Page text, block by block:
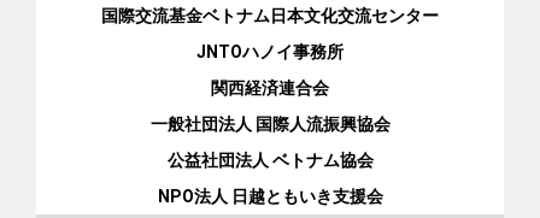
を紹介しました。クレジットカードの具体的な活用方法につ
いては、別のブログで詳しく紹介します。
地域の相談窓口の一覧表が現れます。ベトナム語で相談でき
る窓口には赤い文字で「ベトナム語」と記されています。ま
窓口のウェブサイトにつながります。 地域別：国際交流協会
などの相談窓口リスト（リンク）
つです。 暑い夏の日には、私自身も昼休みを利用して数杯飲
んで涼み、時には友人や同僚と顔が赤くなるまで飲み、午後
には通常通り仕事に戻ったものでした。 日本でも昼休みに仲
間を誘ってランチを食べる文化はあります。しかし、ビール
お互いに合意したうえでビールなどを飲みながらビジネスラ
ンチをすることはありますが、昼からたくさん飲むことはあ
国際交流基金ベトナム日本文化交流センター
JNTOハノイ事務所
関西経済連合会
一般社団法人 国際人流振興協会
公益社団法人 ベトナム協会
NPO法人 日越ともいき支援会